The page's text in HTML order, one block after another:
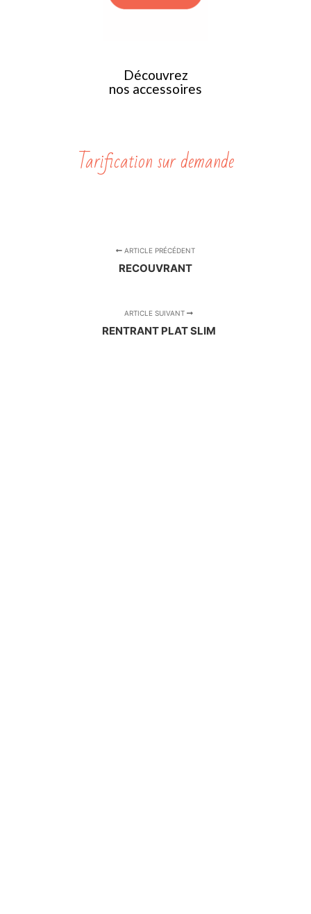
Découvrez
nos accessoires
Tarification sur demande
ARTICLE PRÉCÉDENT
RECOUVRANT
ARTICLE SUIVANT
RENTRANT PLAT SLIM